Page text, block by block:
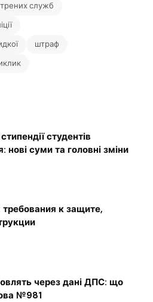
служб
штраф
студентів
нові суми та головні зміни
к защите,
через дані ДПС: що
№981